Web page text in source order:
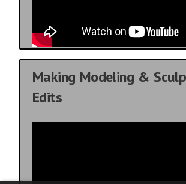
Making Modeling &
Edits